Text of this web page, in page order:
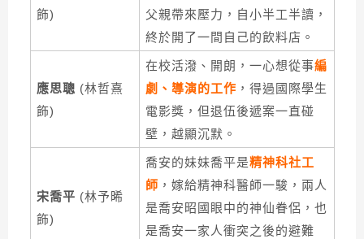
飾)
父親帶來壓力，自小半工半讀，
終於開了一間自己的飲料店。
應思聰 (林哲熹
飾)
在校活潑、開朗，一心想從事編
劇、導演的工作 ，得過國際學生
電影獎，但退伍後遞案一直碰
壁，越顯沉默。
宋喬平 (林予晞
飾)
喬安的妹妹喬平是精神科社工
師 ，嫁給精神科醫師一駿，兩人
是喬安昭國眼中的神仙眷侶，也
是喬安一家人衝突之後的避難